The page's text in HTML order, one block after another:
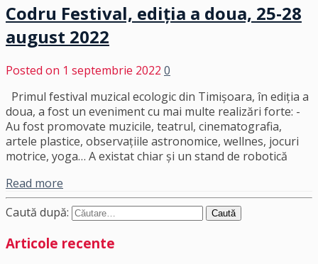
Codru Festival, ediția a doua, 25-28
august 2022
Posted on 1 septembrie 2022 0
Primul festival muzical ecologic din Timișoara, în ediția a
doua, a fost un eveniment cu mai multe realizări forte: -
Au fost promovate muzicile, teatrul, cinematografia,
artele plastice, observațiile astronomice, wellnes, jocuri
motrice, yoga… A existat chiar și un stand de robotică
Read more
Caută după:
Articole recente